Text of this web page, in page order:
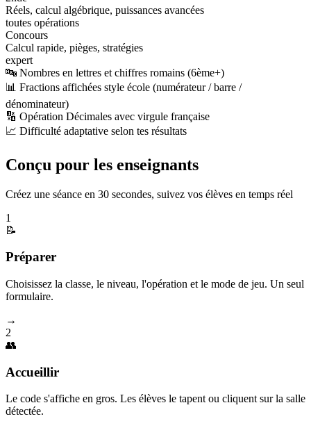
Réels, calcul algébrique, puissances avancées
toutes opérations
Concours
Calcul rapide, pièges, stratégies
expert
🔤 Nombres en lettres et chiffres romains (6ème+)
📊 Fractions affichées style école (numérateur / barre /
dénominateur)
🔢 Opération Décimales avec virgule française
📈 Difficulté adaptative selon tes résultats
Conçu pour les enseignants
Créez une séance en 30 secondes, suivez vos élèves en temps réel
1
📝
Préparer
Choisissez la classe, le niveau, l'opération et le mode de jeu. Un seul
formulaire.
→
2
👥
Accueillir
Le code s'affiche en gros. Les élèves le tapent ou cliquent sur la salle
détectée.